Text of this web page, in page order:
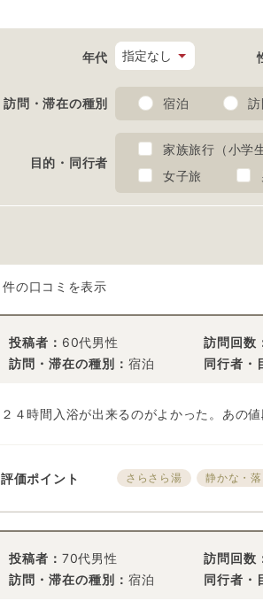
年代
訪問・滞在の種別 宿泊 訪
目的・同行者
家族旅行（小学
女子旅
件の口コミを表示
投稿者： 60代男性 訪問回数
訪問・滞在の種別： 宿泊 同行者・
２４時間入浴が出来るのがよかった。あの
評価ポイント さらさら湯 静かな・
投稿者： 70代男性 訪問回数
訪問・滞在の種別： 宿泊 同行者・